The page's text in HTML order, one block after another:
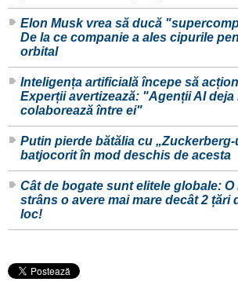
Elon Musk vrea să ducă
De la ce companie a ales cipurile
orbital
Inteligența artificială începe să
Experții avertizează: "Agenții AI deja
colaborează între ei"
Putin pierde bătălia cu
batjocorit în mod deschis de acesta
Cât de bogate sunt elitele globale: O
strâns o avere mai mare decât 2 țări
loc!